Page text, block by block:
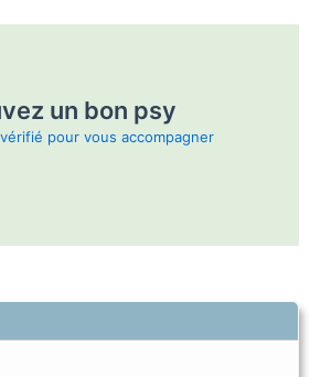
un bon psy
pour vous accompagner